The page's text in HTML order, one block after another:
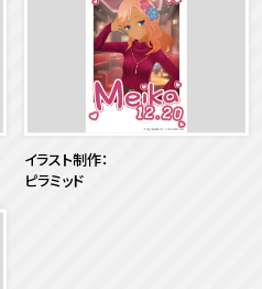
イラスト制作：
ピラミッド